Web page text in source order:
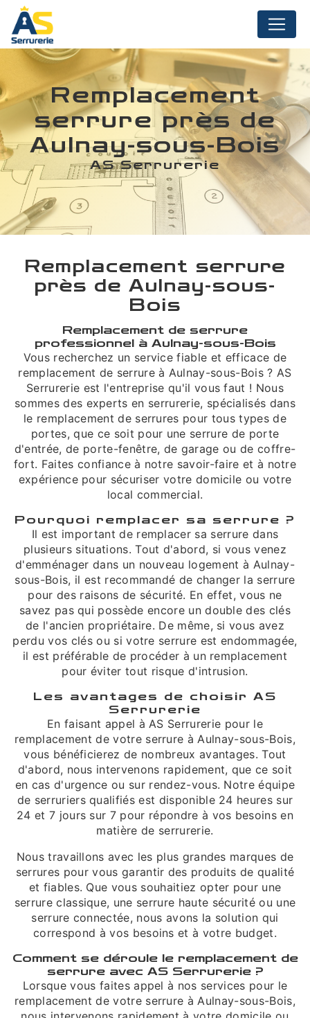
Remplacement
serrure près de
Aulnay-sous-Bois
AS Serrurerie
Remplacement serrure
près de Aulnay-sous-
Bois
Remplacement de serrure
professionnel à Aulnay-sous-Bois
Vous recherchez un service fiable et efficace de
remplacement de serrure à Aulnay-sous-Bois ? AS
Serrurerie est l'entreprise qu'il vous faut ! Nous
sommes des experts en serrurerie, spécialisés dans
le remplacement de serrures pour tous types de
portes, que ce soit pour une serrure de porte
d'entrée, de porte-fenêtre, de garage ou de coffre-
fort. Faites confiance à notre savoir-faire et à notre
expérience pour sécuriser votre domicile ou votre
local commercial.
Pourquoi remplacer sa serrure ?
Il est important de remplacer sa serrure dans
plusieurs situations. Tout d'abord, si vous venez
d'emménager dans un nouveau logement à Aulnay-
sous-Bois, il est recommandé de changer la serrure
pour des raisons de sécurité. En effet, vous ne
savez pas qui possède encore un double des clés
de l'ancien propriétaire. De même, si vous avez
perdu vos clés ou si votre serrure est endommagée,
il est préférable de procéder à un remplacement
pour éviter tout risque d'intrusion.
Les avantages de choisir AS
Serrurerie
En faisant appel à AS Serrurerie pour le
remplacement de votre serrure à Aulnay-sous-Bois,
vous bénéficierez de nombreux avantages. Tout
d'abord, nous intervenons rapidement, que ce soit
en cas d'urgence ou sur rendez-vous. Notre équipe
de serruriers qualifiés est disponible 24 heures sur
24 et 7 jours sur 7 pour répondre à vos besoins en
matière de serrurerie.
Nous travaillons avec les plus grandes marques de
serrures pour vous garantir des produits de qualité
et fiables. Que vous souhaitiez opter pour une
serrure classique, une serrure haute sécurité ou une
serrure connectée, nous avons la solution qui
correspond à vos besoins et à votre budget.
Comment se déroule le remplacement de
serrure avec AS Serrurerie ?
Lorsque vous faites appel à nos services pour le
remplacement de votre serrure à Aulnay-sous-Bois,
Panneau de gestion des cookies